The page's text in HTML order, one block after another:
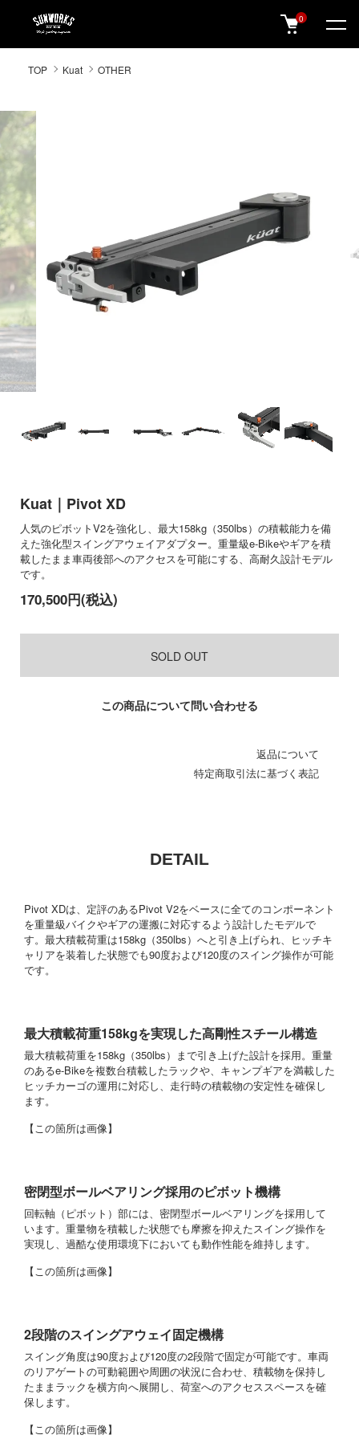
SUNWORKS 公式オンラインショップ
0
TOP Kuat OTHER
Kuat｜Pivot XD
人気のピボットV2を強化し、最大158kg（350lbs）の積載能力を備
えた強化型スイングアウェイアダプター。重量級e-Bikeやギアを積
載したまま車両後部へのアクセスを可能にする、高耐久設計モデル
です。
170,500円(税込)
SOLD OUT
この商品について問い合わせる
返品について
特定商取引法に基づく表記
DETAIL
Pivot XDは、定評のあるPivot V2をベースに全てのコンポーネント
を重量級バイクやギアの運搬に対応するよう設計したモデルで
す。最大積載荷重は158kg（350lbs）へと引き上げられ、ヒッチキ
ャリアを装着した状態でも90度および120度のスイング操作が可能
です。
最大積載荷重158kgを実現した高剛性スチール構造
最大積載荷重を158kg（350lbs）まで引き上げた設計を採用。重量
のあるe-Bikeを複数台積載したラックや、キャンプギアを満載した
ヒッチカーゴの運用に対応し、走行時の積載物の安定性を確保し
ます。
【この箇所は画像】
密閉型ボールベアリング採用のピボット機構
回転軸（ピボット）部には、密閉型ボールベアリングを採用して
います。重量物を積載した状態でも摩擦を抑えたスイング操作を
実現し、過酷な使用環境下においても動作性能を維持します。
【この箇所は画像】
2段階のスイングアウェイ固定機構
スイング角度は90度および120度の2段階で固定が可能です。車両
のリアゲートの可動範囲や周囲の状況に合わせ、積載物を保持し
たままラックを横方向へ展開し、荷室へのアクセススペースを確
保します。
【この箇所は画像】